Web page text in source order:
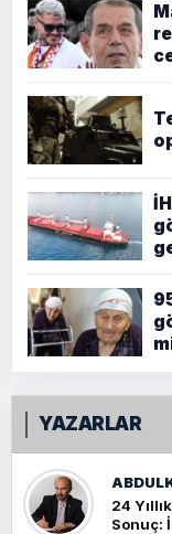
YAZARLAR
24
Sonuç: